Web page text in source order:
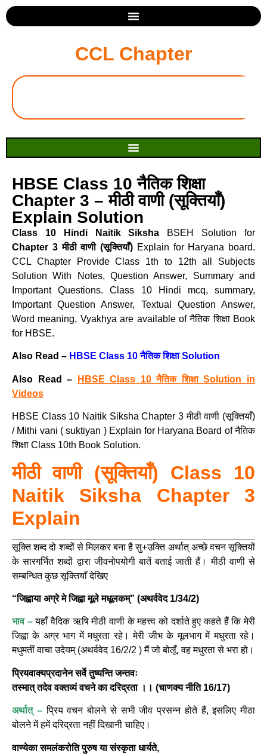
CCL Chapter
HBSE Class 10 नैतिक शिक्षा
Chapter 3 – मीठी वाणी (सूक्तियाँ)
Explain Solution
Class 10 Hindi Naitik Siksha BSEH Solution for
Chapter 3 मीठी वाणी (सूक्तियाँ) Explain for Haryana board.
CCL Chapter Provide Class 1th to 12th all Subjects
Solution With Notes, Question Answer, Summary and
Important Questions. Class 10 Hindi mcq, summary,
Important Question Answer, Textual Question Answer,
Word meaning, Vyakhya are available of नैतिक शिक्षा Book
for HBSE.
Also Read – HBSE Class 10 नैतिक शिक्षा Solution
Also Read –
HBSE Class 10 नैतिक शिक्षा Solution in
Videos
HBSE Class 10 Naitik Siksha Chapter 3 मीठी वाणी (सूक्तियाँ)
/ Mithi vani ( suktiyan ) Explain for Haryana Board of नैतिक
शिक्षा Class 10th Book Solution.
मीठी वाणी (सूक्तियाँ) Class 10
Naitik Siksha Chapter 3
Explain
सूक्ति शब्द दो शब्दों से मिलकर बना है सु+उक्ति अर्थात् अच्छे वचन सूक्तियों
के सारगर्भित शब्दों द्वारा जीवनोपयोगी बातें बताई जाती हैं। मीठी वाणी से
सम्बन्धित कुछ सूक्तियाँ देखिए
“जिह्वाया अग्रे मे जिह्वा मूले मधूलकम्” (अथर्ववेद 1/34/2)
भाव –यहाँ वैदिक ऋषि मीठी वाणी के महत्त्व को दर्शाते हुए कहते हैं कि मेरी
जिह्वा के अग्र भाग में मधुरता रहे। मेरी जीभ के मूलभाग में मधुरता रहे।
मधुमतीं वाचा उदेयम् (अथर्ववेद 16/2/2 ) मैं जो बोलूँ, वह मधुरता से भरा हो।
प्रियवाक्यप्रदानेन सर्वे तुष्यन्ति जन्तवः
तस्मात् तदेव वक्तव्यं वचने का दरिद्रता ।। (चाणक्य नीति 16/17)
अर्थात् –प्रिय वचन बोलने से सभी जीव प्रसन्न होते हैं, इसलिए मीठा
बोलने में हमें दरिद्रता नहीं दिखानी चाहिए।
वाण्येका समलंकरोति पुरुष या संस्कृता धार्यते,